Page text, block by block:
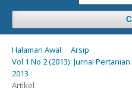
Halaman Awal
Arsip
Vol 1 No 2 (2013): Jurnal
2013
Artikel